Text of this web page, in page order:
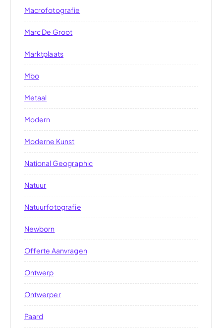
Macrofotografie
Marc De Groot
Marktplaats
Mbo
Metaal
Modern
Moderne Kunst
National Geographic
Natuur
Natuurfotografie
Newborn
Offerte Aanvragen
Ontwerp
Ontwerper
Paard